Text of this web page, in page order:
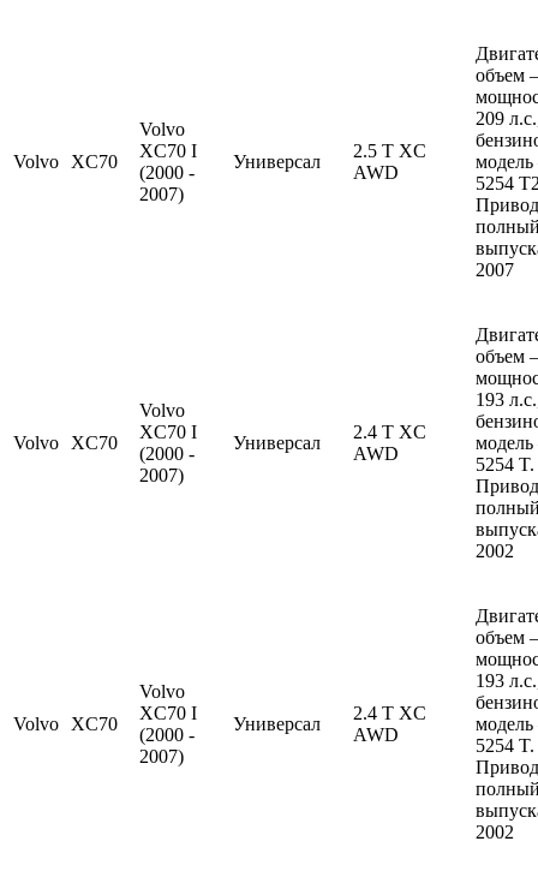
Volvo XC70
Volvo
XC70 I
(2000 -
2007)
Универсал
2.5 T XC
AWD
объем
209
5254
2007
Volvo XC70
Volvo
XC70 I
(2000 -
2007)
Универсал
2.4 T XC
AWD
объем
193
5254 T.
2002
Volvo XC70
Volvo
XC70 I
(2000 -
2007)
Универсал
2.4 T XC
AWD
объем
193
5254 T.
2002